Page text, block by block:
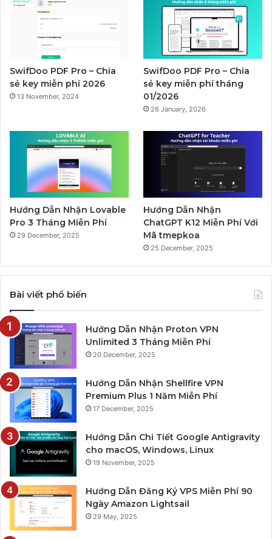
SwifDoo PDF Pro – Chia
sẻ key miễn phí 2026
13 November, 2024
SwifDoo PDF Pro – Chia
sẻ key miễn phí tháng
01/2026
26 January, 2026
Hướng Dẫn Nhận Lovable
Pro 3 Tháng Miễn Phí
29 December, 2025
Hướng Dẫn Nhận
ChatGPT K12 Miễn Phí Với
Mã tmepkoa
25 December, 2025
Bài viết phổ biến
Hướng Dẫn Nhận Proton VPN
Unlimited 3 Tháng Miễn Phí
20 December, 2025
Hướng Dẫn Nhận Shellfire VPN
Premium Plus 1 Năm Miễn Phí
17 December, 2025
Hướng Dẫn Chi Tiết Google Antigravity
cho macOS, Windows, Linux
19 November, 2025
Hướng Dẫn Đăng Ký VPS Miễn Phí 90
Ngày Amazon Lightsail
29 May, 2025